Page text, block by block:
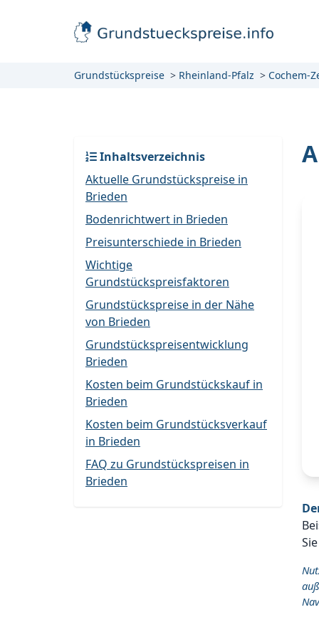
Grundstückspreise Rheinland-Pfalz Cochem-
Inhaltsverzeichnis
Aktuelle Grundstückspreise in
Brieden
Bodenrichtwert in Brieden
Preisunterschiede in Brieden
Wichtige
Grundstückspreisfaktoren
Grundstückspreise in der Nähe
von Brieden
Grundstückspreisentwicklung
Brieden
Kosten beim Grundstückskauf in
Brieden
Kosten beim Grundstücksverkauf
in Brieden
FAQ zu Grundstückspreisen in
Brieden